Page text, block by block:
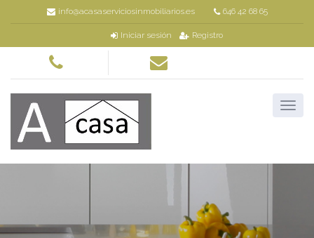
info@acasaserviciosinmobiliarios.es 646 42 68 65
Iniciar sesión Registro